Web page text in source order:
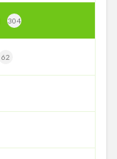
304
62